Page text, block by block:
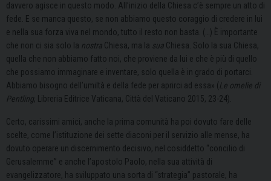
davvero agisce in questo modo. All’inizio della Chiesa c’è sempre un atto di
fede. E se manca questo, se non abbiamo questo coraggio di credere in lui
e nella sua forza viva nel mondo, tutto il resto non basta. (…) È importante
che non ci sia solo la nostra Chiesa, ma la sua Chiesa. Solo la sua Chiesa,
quella che non abbiamo fatto noi, che proviene da lui e che è più di quello
che possiamo immaginare e inventare, solo quella è in grado di portarci.
Abbiamo bisogno dell’umiltà e della fede per aprirci ad essa» (Le omelie di
Pentling, Libreria Editrice Vaticana, Città del Vaticano 2015, 23-24).
Certo, carissimi amici, anche la prima comunità ha poi dovuto fare delle
scelte, come l’istituzione dei sette diaconi per il servizio alle mense, ha
dovuto operare un discernimento decisivo, nel cosiddetto “concilio di
Gerusalemme” e anche l’apostolo Paolo, nella sua attività di
evangelizzatore, ha sviluppato una sorta di “strategia” pastorale, ha